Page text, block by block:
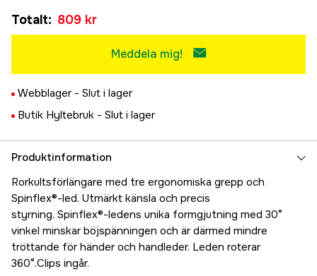
Totalt: 809 kr
Meddela mig!
Webblager - Slut i lager
Butik Hyltebruk - Slut i lager
Produktinformation
Rorkultsförlängare med tre ergonomiska grepp och
Spinflex®-led. Utmärkt känsla och precis
styrning. Spinflex®-ledens unika formgjutning med 30°
vinkel minskar böjspänningen och är därmed mindre
tröttande för händer och handleder. Leden roterar
360°.Clips ingår.